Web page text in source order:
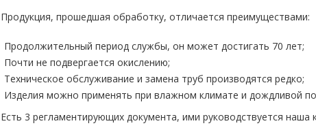
Продукция, прошедшая обработку, отличается преимуществами:
Продолжительный период службы, он может достигать 70 лет;
Почти не подвергается окислению;
Техническое обслуживание и замена труб производятся редко;
Изделия можно применять при влажном климате и дождливой
Есть 3 регламентирующих документа, ими руководствуется